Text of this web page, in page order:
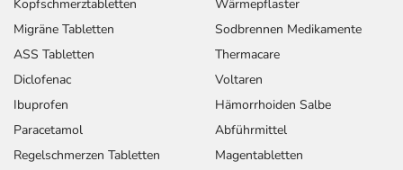
Kopfschmerztabletten
Migräne Tabletten
ASS Tabletten
Diclofenac
Ibuprofen
Paracetamol
Regelschmerzen Tabletten
Wärmepflaster
Sodbrennen Medikamente
Thermacare
Voltaren
Hämorrhoiden Salbe
Abführmittel
Magentabletten